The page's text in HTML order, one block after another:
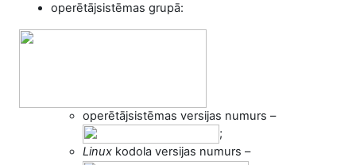
operētājsistēmas grupā:
operētājsistēmas versijas numurs –
;
Linux kodola versijas numurs –